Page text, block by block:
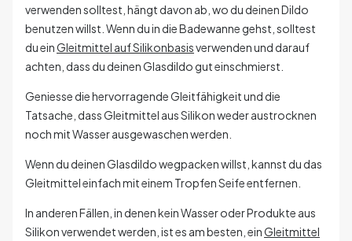
verwenden solltest, hängt davon ab, wo du deinen Dildo
benutzen willst. Wenn du in die Badewanne gehst, solltest
du einGleitmittel auf Silikonbasisverwenden und darauf
achten, dass du deinen Glasdildo gut einschmierst.
Geniesse die hervorragende Gleitfähigkeit und die
Tatsache, dass Gleitmittel aus Silikon weder austrocknen
noch mit Wasser ausgewaschen werden.
Wenn du deinen Glasdildo wegpacken willst, kannst du das
Gleitmittel einfach mit einem Tropfen Seife entfernen.
In anderen Fällen, in denen kein Wasser oder Produkte aus
Silikon verwendet werden, ist es am besten, einGleitmittel